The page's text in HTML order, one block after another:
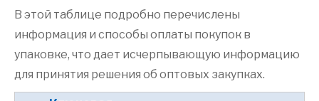
В этой таблице подробно перечислены
информация и способы оплаты покупок в
упаковке, что дает исчерпывающую информацию
для принятия решения об оптовых закупках.